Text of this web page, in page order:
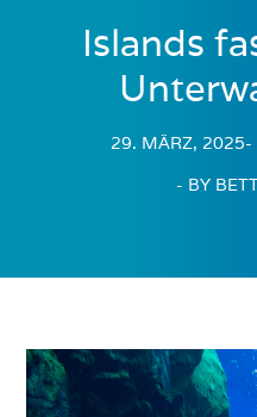
Islands
29. MÄRZ, 2025-
- BY